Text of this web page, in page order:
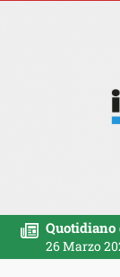
Quotidiano
26 Marzo